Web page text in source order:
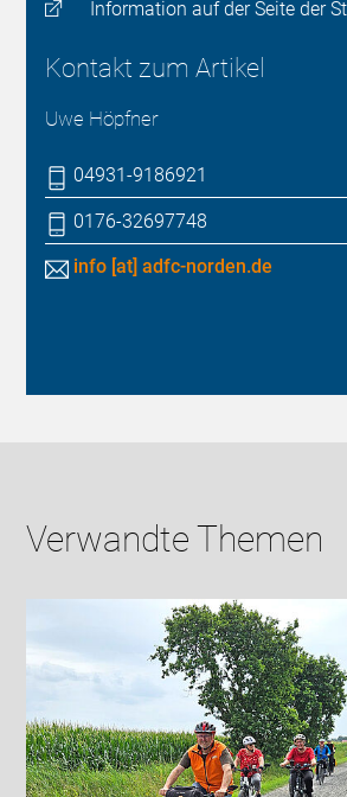
Information auf der Seite der
Kontakt zum Artikel
Uwe Höpfner
04931-9186921
0176-32697748
info [at] adfc-norden.de
Verwandte Themen